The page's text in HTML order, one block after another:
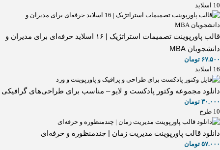
10 اسلاید
قالب پاورپوینت تصمیمات استراتژیک | ۱۶ اسلاید حرفه‌ای برای مدیران و
دانشجویان MBA
۶۷.۵۰۰ تومان
16 اسلاید
دانلود مجموعه وکتور پادکست و لایو – مناسب برای طراحی‌های گرافیکی
۳۰.۰۰۰ تومان
10 طرح
دانلود قالب پاورپوینت مدیریت زمان | چندمنظوره و حرفه‌ای
۵۷.۰۰۰ تومان